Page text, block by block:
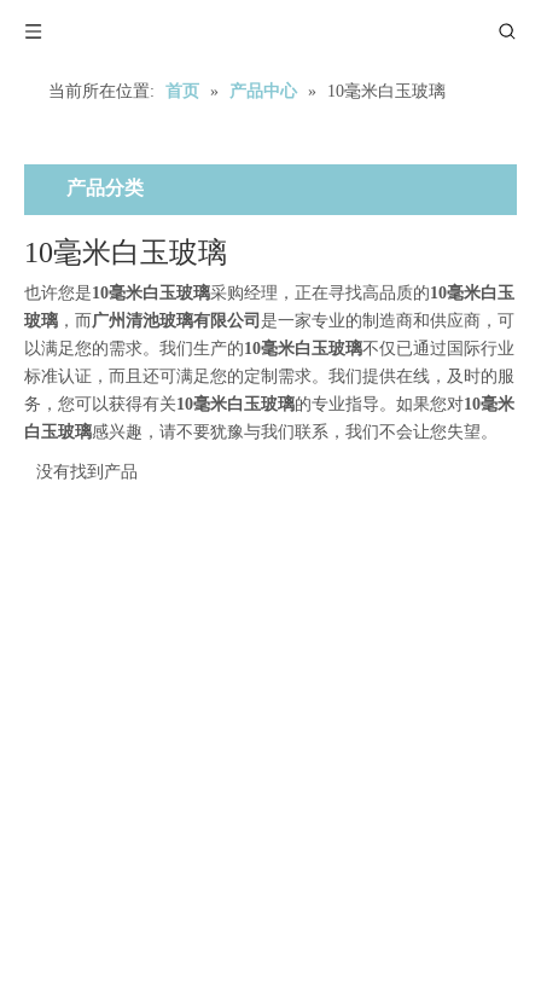
当前所在位置: 首页 » 产品中心 » 10毫米白玉玻璃
产品分类
10毫米白玉玻璃
也许您是10毫米白玉玻璃采购经理，正在寻找高品质的10毫米白玉
玻璃 ，而 广州清池玻璃有限公司 是一家专业的制造商和供应商，可
以满足您的需求。我们生产的10毫米白玉玻璃不仅已通过国际行业
标准认证，而且还可满足您的定制需求。我们提供在线，及时的服
务，您可以获得有关10毫米白玉玻璃的专业指导。如果您对10毫米
白玉玻璃感兴趣，请不要犹豫与我们联系，我们不会让您失望。
没有找到产品